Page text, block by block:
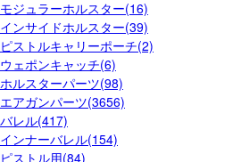
モジュラーホルスター(16)
インサイドホルスター(39)
ピストルキャリーポーチ(2)
ウェポンキャッチ(6)
ホルスターパーツ(98)
エアガンパーツ(3656)
バレル(417)
インナーバレル(154)
ピストル用(84)